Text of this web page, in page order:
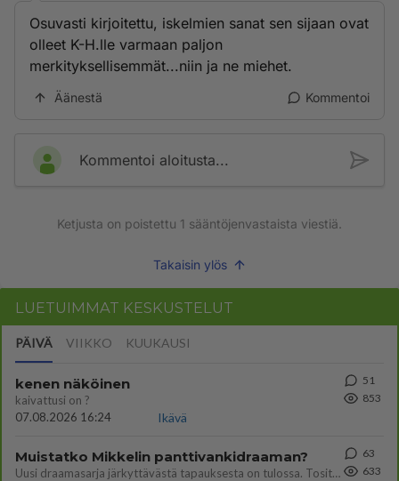
Osuvasti kirjoitettu, iskelmien sanat sen sijaan ovat
olleet K-H.lle varmaan paljon
merkityksellisemmät...niin ja ne miehet.
Äänestä Kommentoi
Kommentoi aloitusta...
Ketjusta on poistettu 1 sääntöjenvastaista viestiä.
Takaisin ylös
LUETUIMMAT KESKUSTELUT
PÄIVÄ VIIKKO KUUKAUSI
kenen näköinen
kaivattusi on ?
07.08.2026 16:24
Ikävä
51
853
Muistatko Mikkelin panttivankidraaman?
Uusi draamasarja järkyttävästä tapauksesta on tulossa. Tositapahtumiin perustuva sarja ammentaa vuoden 1986 Mikkelin pan
63
633